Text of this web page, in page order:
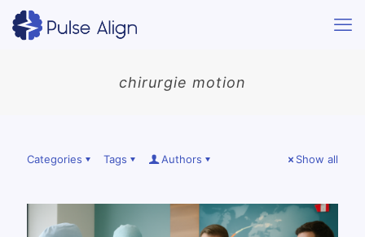
chirurgie motion
Categories Tags Authors Show all